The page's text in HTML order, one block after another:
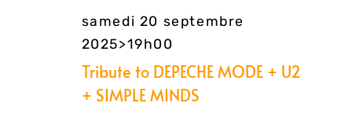
samedi 20 septembre
2025>19h00
Tribute to DEPECHE MODE + U2
+ SIMPLE MINDS